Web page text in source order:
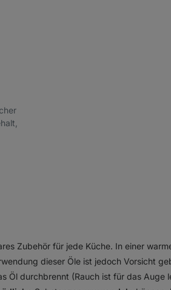
Zubehör für jede Küche. In einer
dieser Öle ist jedoch Vorsicht
Öl durchbrennt (Rauch ist für das